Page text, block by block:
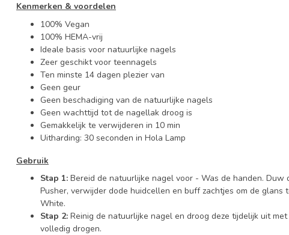
Kenmerken & voordelen
100% Vegan
100% HEMA-vrij
Ideale basis voor natuurlijke nagels
Zeer geschikt voor teennagels
Ten minste 14 dagen plezier van
Geen geur
Geen beschadiging van de natuurlijke nagels
Geen wachttijd tot de nagellak droog is
Gemakkelijk te verwijderen in 10 min
Uitharding: 30 seconden in Hola Lamp
Gebruik
Stap 1: Bereid de natuurlijke nagel voor - Was de handen. Duw
Pusher, verwijder dode huidcellen en buff zachtjes om de glans
White.
Stap 2: Reinig de natuurlijke nagel en droog deze tijdelijk uit
volledig drogen.